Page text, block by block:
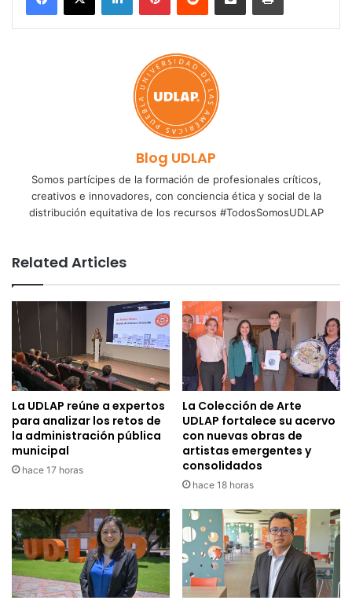
Blog UDLAP
Somos partícipes de la formación de profesionales críticos,
creativos e innovadores, con conciencia ética y social de la
distribución equitativa de los recursos #TodosSomosUDLAP
Related Articles
La UDLAP reúne a expertos
para analizar los retos de
la administración pública
municipal
hace 17 horas
La Colección de Arte
UDLAP fortalece su acervo
con nuevas obras de
artistas emergentes y
consolidados
hace 18 horas